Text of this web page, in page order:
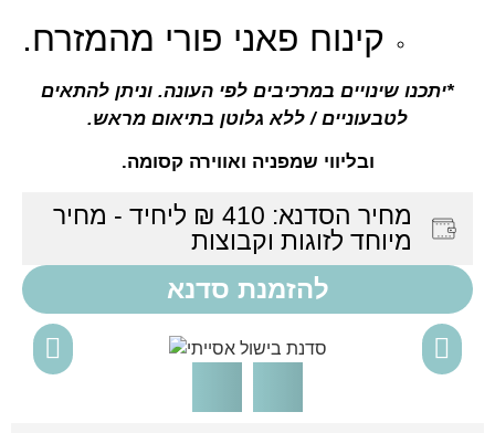
קינוח פאני פורי מהמזרח.
*יתכנו שינויים במרכיבים לפי העונה. וניתן להתאים
לטבעוניים / ללא גלוטן בתיאום מראש.
ובליווי שמפניה ואווירה קסומה.
מחיר הסדנא: 410 ₪ ליחיד - מחיר
מיוחד לזוגות וקבוצות
להזמנת סדנא